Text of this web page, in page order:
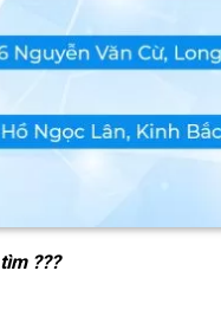
???